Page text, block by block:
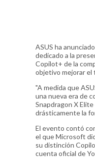
ASUS ha
dedicado a la
Copilot+ de la
objetivo mejorar el
"A medida que
una nueva era de
Snapdragon X
drásticamente la
El evento contó
el que Microsoft
su distinción
cuenta oficial de